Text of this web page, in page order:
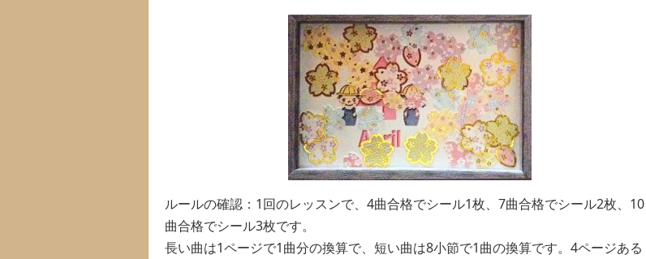
ルールの確認：1回のレッスンで、4曲合格でシール1枚、7曲合格でシール2枚、10
曲合格でシール3枚です。
長い曲は1ページで1曲分の換算で、短い曲は8小節で1曲の換算です。4ページある